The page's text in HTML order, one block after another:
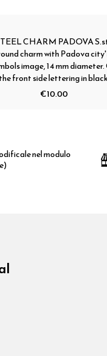
CHARM PADOVA
charm with Padova
image, 14 mm diameter.
the front side lettering in black
€10.00
nel modulo